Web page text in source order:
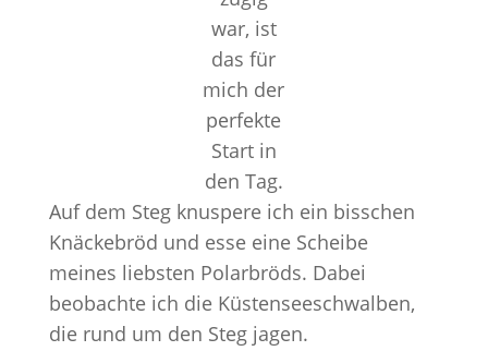
war, ist
das für
mich der
perfekte
Start in
den Tag.
Auf dem Steg knuspere ich ein bisschen
Knäckebröd und esse eine Scheibe
meines liebsten Polarbröds. Dabei
beobachte ich die Küstenseeschwalben,
die rund um den Steg jagen.